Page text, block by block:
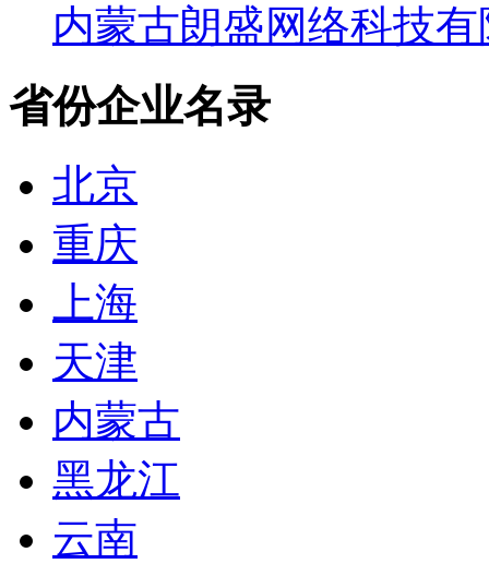
内蒙古朗盛网络科技
省份企业名录
北京
重庆
上海
天津
内蒙古
黑龙江
云南